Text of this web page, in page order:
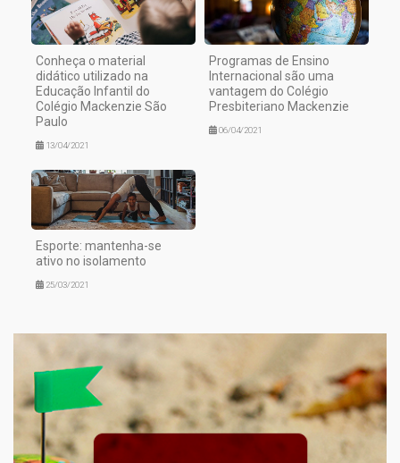
Conheça o material
didático utilizado na
Educação Infantil do
Colégio Mackenzie São
Paulo
13/04/2021
Programas de Ensino
Internacional são uma
vantagem do Colégio
Presbiteriano Mackenzie
06/04/2021
Esporte: mantenha-se
ativo no isolamento
25/03/2021